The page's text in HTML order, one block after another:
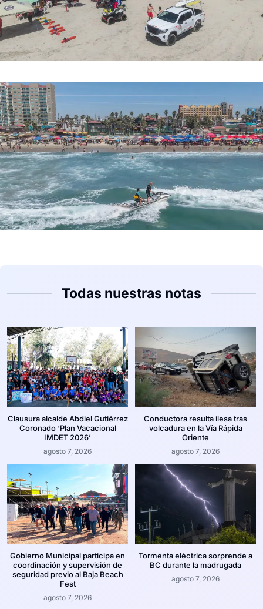
Todas nuestras notas
Clausura alcalde Abdiel Gutiérrez
Coronado ‘Plan Vacacional
IMDET 2026’
agosto 7, 2026
Conductora resulta ilesa tras
volcadura en la Vía Rápida
Oriente
agosto 7, 2026
Gobierno Municipal participa en
coordinación y supervisión de
seguridad previo al Baja Beach
Fest
agosto 7, 2026
Tormenta eléctrica sorprende a
BC durante la madrugada
agosto 7, 2026